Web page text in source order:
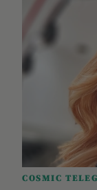
COSMIC